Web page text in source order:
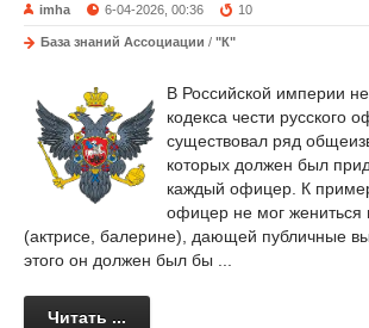
imha 6-04-2026, 00:36 10
База знаний Ассоциации / "К"
В Российской империи
кодекса чести русского
существовал ряд
которых должен был
каждый офицер. К
офицер не мог жениться
(актрисе, балерине), дающей публичные
этого он должен был бы ...
Читать ...